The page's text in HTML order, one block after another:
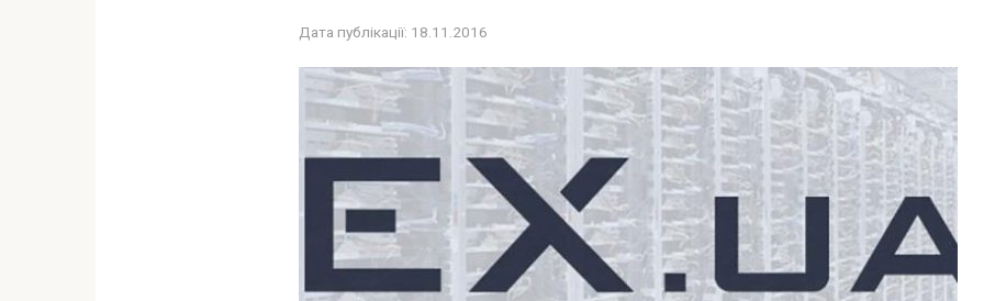
Дата публікації: 18.11.2016